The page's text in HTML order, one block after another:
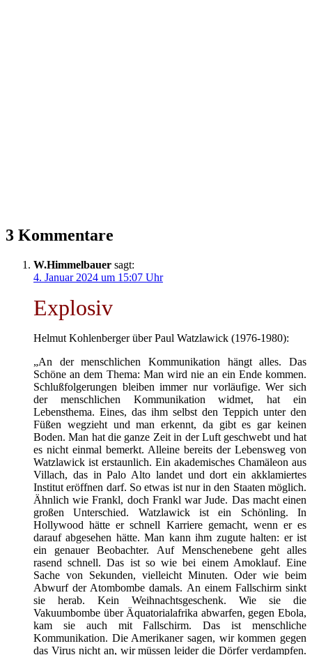
3 Kommentare
W.Himmelbauer sagt:
4. Januar 2024 um 15:07 Uhr
Explosiv
Helmut Kohlenberger über Paul Watzlawick (1976-1980):
„An der menschlichen Kommunikation hängt alles. Das
Schöne an dem Thema: Man wird nie an ein Ende kommen.
Schlußfolgerungen bleiben immer nur vorläufige. Wer sich
der menschlichen Kommunikation widmet, hat ein
Lebensthema. Eines, das ihm selbst den Teppich unter den
Füßen wegzieht und man erkennt, da gibt es gar keinen
Boden. Man hat die ganze Zeit in der Luft geschwebt und hat
es nicht einmal bemerkt. Alleine bereits der Lebensweg von
Watzlawick ist erstaunlich. Ein akademisches Chamäleon aus
Villach, das in Palo Alto landet und dort ein akklamiertes
Institut eröffnen darf. So etwas ist nur in den Staaten möglich.
Ähnlich wie Frankl, doch Frankl war Jude. Das macht einen
großen Unterschied. Watzlawick ist ein Schönling. In
Hollywood hätte er schnell Karriere gemacht, wenn er es
darauf abgesehen hätte. Man kann ihm zugute halten: er ist
ein genauer Beobachter. Auf Menschenebene geht alles
rasend schnell. Das ist so wie bei einem Amoklauf. Eine
Sache von Sekunden, vielleicht Minuten. Oder wie beim
Abwurf der Atombombe damals. An einem Fallschirm sinkt
sie herab. Kein Weihnachtsgeschenk. Wie sie die
Vakuumbombe über Äquatorialafrika abwarfen, gegen Ebola,
kam sie auch mit Fallschirm. Das ist menschliche
Kommunikation. Die Amerikaner sagen, wir kommen gegen
das Virus nicht an, wir müssen leider die Dörfer verdampfen.